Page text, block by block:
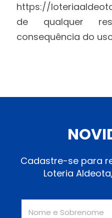
https://
de qualquer
consequência do
Cadastre-se para
Loteria